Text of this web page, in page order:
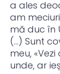
a ales
am
mă duc în
(…) Sunt
meu,
unde, ar